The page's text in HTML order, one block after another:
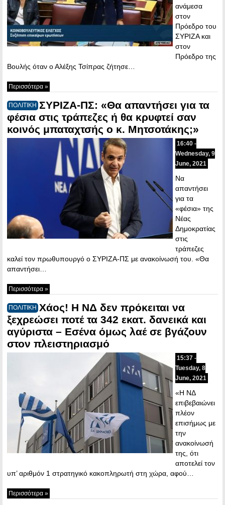
ανάμεσα
στον
Πρόεδρο του
ΣΥΡΙΖΑ και
στον
Πρόεδρο της
Βουλής όταν ο Αλέξης Τσίπρας ζήτησε…
Περισσότερα »
ΠΟΛΙΤΙΚΗ ΣΥΡΙΖΑ-ΠΣ: «Θα απαντήσει για τα
φέσια στις τράπεζες ή θα κρυφτεί σαν
κοινός μπαταχτσής ο κ. Μητσοτάκης;»
16:40 -
Wednesday, 9
June, 2021
Να
απαντήσει
για τα
«φέσια» της
Νέας
Δημοκρατίας
στις
τράπεζες
καλεί τον πρωθυπουργό ο ΣΥΡΙΖΑ-ΠΣ με ανακοίνωσή του. «Θα
απαντήσει…
Περισσότερα »
ΠΟΛΙΤΙΚΗ Χάος! Η ΝΔ δεν πρόκειται να
ξεχρεώσει ποτέ τα 342 εκατ. δανεικά και
αγύριστα – Εσένα όμως λαέ σε βγάζουν
στον πλειστηριασμό
15:37 -
Tuesday, 8
June, 2021
«Η ΝΔ
επιβεβαιώνει
πλέον
επισήμως με
την
ανακοίνωσή
της, ότι
αποτελεί τον
υπ’ αριθμόν 1 στρατηγικό κακοπληρωτή στη χώρα, αφού…
Περισσότερα »